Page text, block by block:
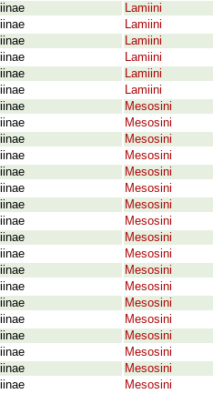
Lamiini
Lamiini
Lamiini
Lamiini
Lamiini
Lamiini
Mesosini
Mesosini
Mesosini
Mesosini
Mesosini
Mesosini
Mesosini
Mesosini
Mesosini
Mesosini
Mesosini
Mesosini
Mesosini
Mesosini
Mesosini
Mesosini
Mesosini
Mesosini